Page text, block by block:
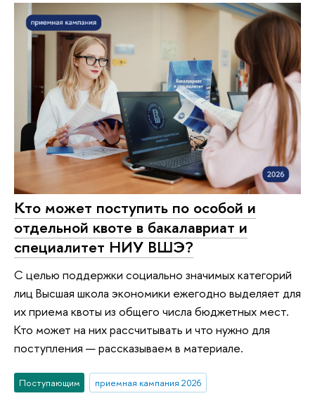
Кто может поступить по особой и
отдельной квоте в бакалавриат и
специалитет НИУ ВШЭ?
С целью поддержки социально значимых категорий
лиц Высшая школа экономики ежегодно выделяет для
их приема квоты из общего числа бюджетных мест.
Кто может на них рассчитывать и что нужно для
поступления — рассказываем в материале.
Поступающим приемная кампания 2026